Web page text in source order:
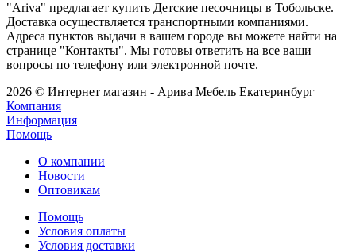
"Ariva" предлагает купить Детские песочницы в Тобольске.
Доставка осуществляется транспортными компаниями.
Адреса пунктов выдачи в вашем городе вы можете найти на
странице "Контакты". Мы готовы ответить на все ваши
вопросы по телефону или электронной почте.
2026 © Интернет магазин - Арива Мебель Екатеринбург
Компания
Информация
Помощь
О компании
Новости
Оптовикам
Помощь
Условия оплаты
Условия доставки